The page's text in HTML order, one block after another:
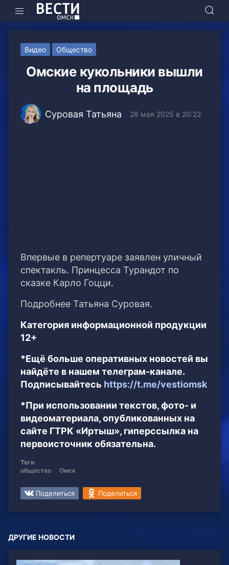
Видео Общество
Омские кукольники вышли
на площадь
Суровая Татьяна 26 мая 2025 в 20:22
Впервые в репертуаре заявлен уличный
спектакль. Принцесса Турандот по
сказке Карло Гоцци.
Подробнее Татьяна Суровая.
Категория информационной продукции
12+
*Ещё больше оперативных новостей вы
найдёте в нашем телеграм-канале.
Подписывайтесь https://t.me/vestiomsk
*При использовании текстов, фото- и
видеоматериала, опубликованных на
сайте ГТРК «Иртыш», гиперссылка на
первоисточник обязательна.
Теги
общество
Омск
Поделиться Поделиться
ДРУГИЕ НОВОСТИ